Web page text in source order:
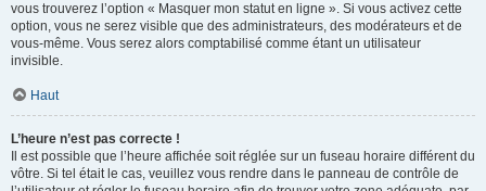
vous trouverez l’option « Masquer mon statut en ligne ». Si vous activez cette
option, vous ne serez visible que des administrateurs, des modérateurs et de
vous-même. Vous serez alors comptabilisé comme étant un utilisateur
invisible.
Haut
L’heure n’est pas correcte !
Il est possible que l’heure affichée soit réglée sur un fuseau horaire différent du
vôtre. Si tel était le cas, veuillez vous rendre dans le panneau de contrôle de